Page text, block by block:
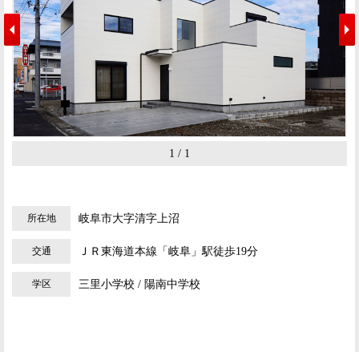
1 / 1
所在地 岐阜市大字清字上沼
交通 ＪＲ東海道本線「岐阜」駅徒歩19分
学区 三里小学校 / 陽南中学校